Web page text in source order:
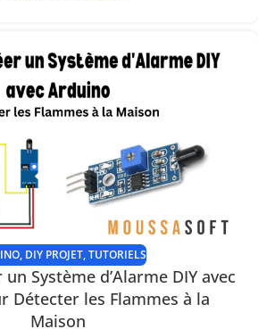
, DIY PROJET,TUTORIELS
Système d’Alarme DIY avec
Détecter les Flammes à la
Maison